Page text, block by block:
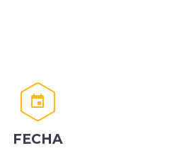


FECHA